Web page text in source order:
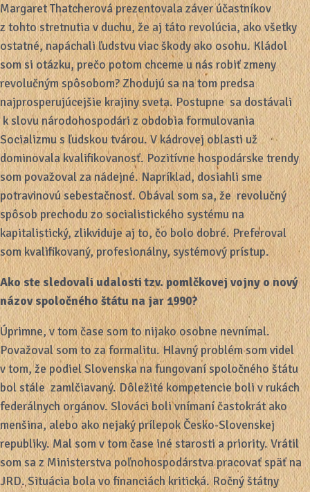
Margaret Thatcherová prezentovala záver účastníkov
z tohto stretnutia v duchu, že aj táto revolúcia, ako všetky
ostatné, napáchali ľudstvu viac škody ako osohu. Kládol
som si otázku, prečo potom chceme u nás robiť zmeny
revolučným spôsobom? Zhodujú sa na tom predsa
najprosperujúcejšie krajiny sveta. Postupne sa dostávali
k slovu národohospodári z obdobia formulovania
Socializmu s ľudskou tvárou. V kádrovej oblasti už
dominovala kvalifikovanosť. Pozitívne hospodárske trendy
som považoval za nádejné. Napríklad, dosiahli sme
potravinovú sebestačnosť. Obával som sa, že revolučný
spôsob prechodu zo socialistického systému na
kapitalistický, zlikviduje aj to, čo bolo dobré. Preferoval
som kvalifikovaný, profesionálny, systémový prístup.
Ako ste sledovali udalosti tzv. pomlčkovej vojny o nový
názov spoločného štátu na jar 1990?
Úprimne, v tom čase som to nijako osobne nevnímal.
Považoval som to za formalitu. Hlavný problém som videl
v tom, že podiel Slovenska na fungovaní spoločného štátu
bol stále zamlčiavaný. Dôležité kompetencie boli v rukách
federálnych orgánov. Slováci boli vnímaní častokrát ako
menšina, alebo ako nejaký prílepok Česko-Slovenskej
republiky. Mal som v tom čase iné starosti a priority. Vrátil
som sa z Ministerstva poľnohospodárstva pracovať späť na
JRD. Situácia bola vo financiách kritická. Ročný štátny